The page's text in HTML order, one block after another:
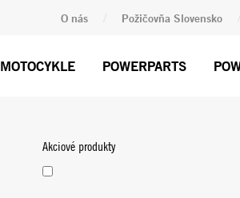
O nás Požičovňa Slovensko
MOTOCYKLE POWERPARTS
Akciové produkty